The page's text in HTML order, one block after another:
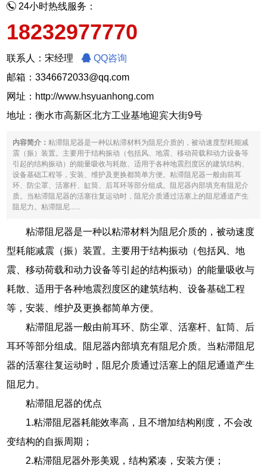
24小时热线服务：
18232977770
联系人：宋经理
QQ咨询
邮箱：3346672033@qq.com
网址： http://www.hsyuanhong.com
地址：衡水市高新区北方工业基地迎宾大街9号
内容简介： 粘滞阻尼器是一种以粘滞材料为阻尼介质的，被动速度型耗能减
震（振）装置。主要用于结构振动（包括风、地震、移动荷载和动力设备等
引起的结构振动）的能量吸收与耗散、适用于各种地震烈度区的建筑结构、
设备基础工程等，安装、维护及更换都简单方便。粘滞阻尼器一般由前耳
环、防尘罩、活塞杆、缸筒、后耳环等部分组成。阻尼器内部填充有阻尼介
质。当粘滞阻尼器的活塞往复运动时，阻尼介质通过活塞上的阻尼通道产生
阻尼力。粘滞阻尼......
粘滞阻尼器是一种以粘滞材料为阻尼介质的，被动速度
型耗能减震（振）装置。主要用于结构振动（包括风、地
震、移动荷载和动力设备等引起的结构振动）的能量吸收与
耗散、适用于各种地震烈度区的建筑结构、设备基础工程
等，安装、维护及更换都简单方便。
粘滞阻尼器一般由前耳环、防尘罩、活塞杆、缸筒、后
耳环等部分组成。阻尼器内部填充有阻尼介质。当粘滞阻尼
器的活塞往复运动时，阻尼介质通过活塞上的阻尼通道产生
阻尼力。
粘滞阻尼器的优点
1.粘滞阻尼器耗能效率高，且不增加结构刚度，不会改
变结构的自振周期；
2.粘滞阻尼器外形美观，结构紧凑，安装方便；